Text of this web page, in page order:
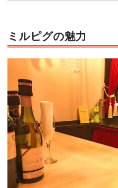
ミルピグの魅力